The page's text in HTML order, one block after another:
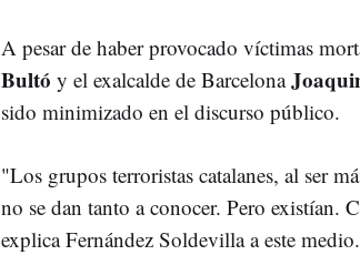
A pesar de haber provocado víctimas
Bultó y el exalcalde de Barcelona
sido minimizado en el discurso público.
"Los grupos terroristas catalanes, al ser
no se dan tanto a conocer. Pero existían.
explica Fernández Soldevilla a este medio.